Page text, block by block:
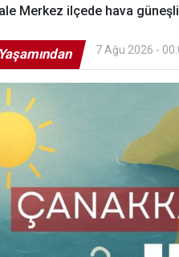
Merkez ilçede hava
7 Ağu 2026 -